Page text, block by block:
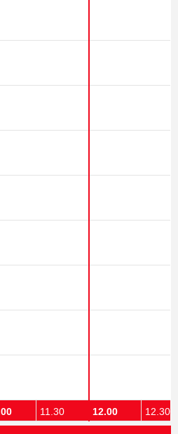
11.30 12.00 12.30